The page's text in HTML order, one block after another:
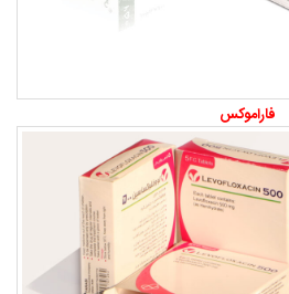
فاراموکس